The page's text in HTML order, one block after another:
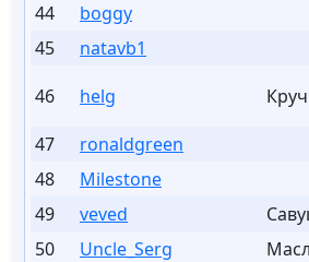
44
boggy
45
natavb1
46
helg
47
ronaldgreen
48
Milestone
49
veved
50
Uncle_Serg